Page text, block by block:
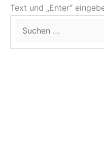
Text und „Enter“